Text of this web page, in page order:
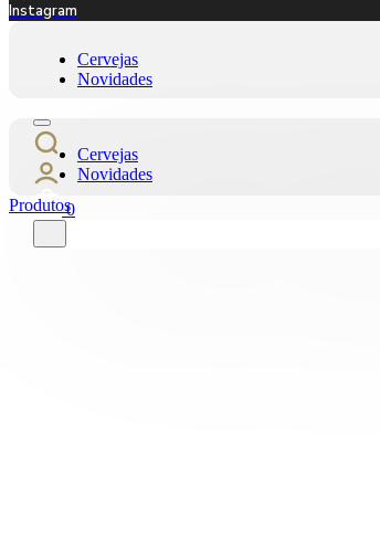
Instagram
Cervejas
Novidades
Cervejas
Novidades
0
Produtos